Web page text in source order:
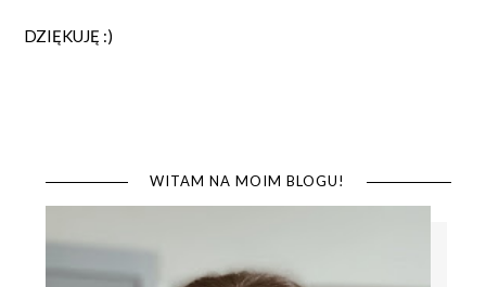
DZIĘKUJĘ :)
WITAM NA MOIM BLOGU!